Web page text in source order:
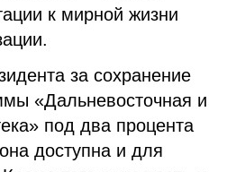
к мирной жизни
за сохранение
«Дальневосточная и
под два процента
доступна и для